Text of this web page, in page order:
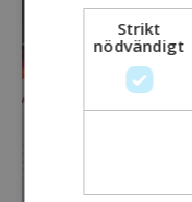
Strikt
nödvändigt